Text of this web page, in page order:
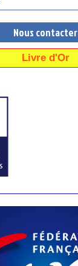
Nous contacter
Livre d'Or